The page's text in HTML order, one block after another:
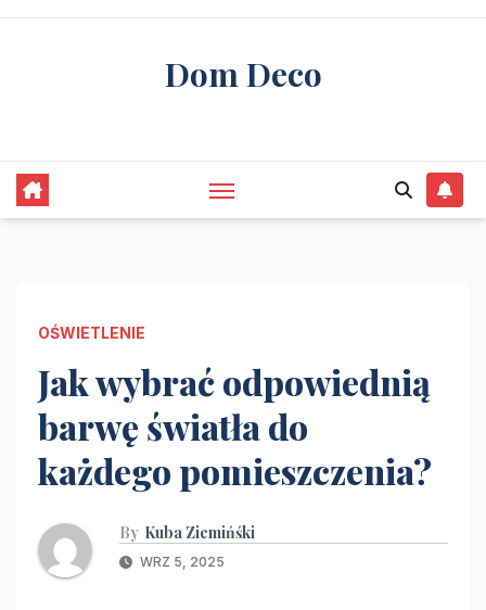
Skip
Dom Deco
OŚWIETLENIE
Jak wybrać odpowiednią
barwę światła do
każdego pomieszczenia?
By Kuba Ziemińśki
WRZ 5, 2025